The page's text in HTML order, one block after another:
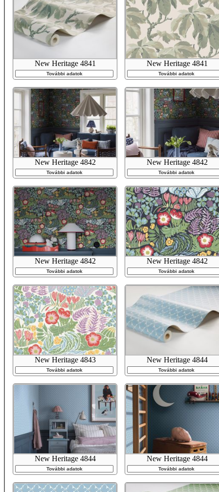
New Heritage 4841
További adatok
New Heritage 4841
További adatok
New Heritage 4842
További adatok
New Heritage 4842
További adatok
New Heritage 4842
További adatok
New Heritage 4842
További adatok
New Heritage 4843
További adatok
New Heritage 4844
További adatok
New Heritage 4844
További adatok
New Heritage 4844
További adatok